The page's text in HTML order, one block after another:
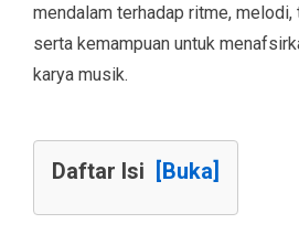
mendalam terhadap ritme, melodi,
serta kemampuan untuk
karya musik.
Daftar Isi [Buka]